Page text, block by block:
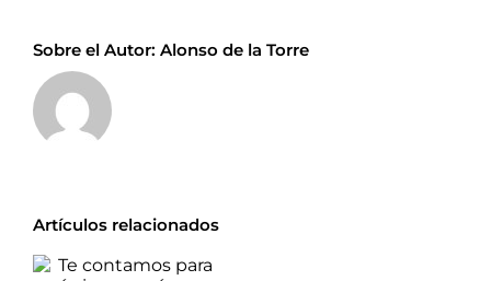
Sobre el Autor: Alonso de la Torre
Artículos relacionados
Te contamos